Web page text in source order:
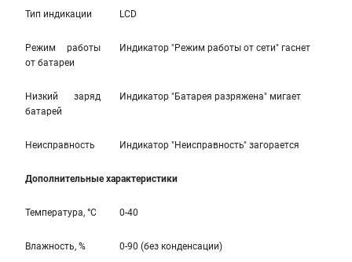
Тип индикации LCD
Режим работы
от батареи
Индикатор "Режим работы от сети" гаснет
Низкий заряд
батарей
Индикатор "Батарея разряжена" мигает
Неисправность Индикатор "Неисправность" загорается
Дополнительные характеристики
Температура, °С 0-40
Влажность, % 0-90 (без конденсации)